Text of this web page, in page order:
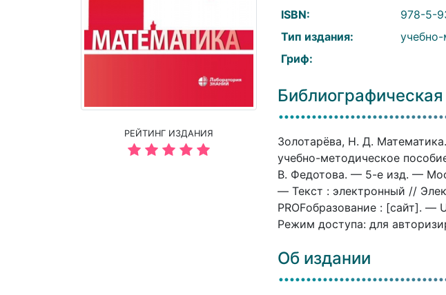
РЕЙТИНГ ИЗДАНИЯ
ISBN:
978-5-
Тип издания:
Гриф:
Золотарёва, Н. Д.
учебно-методическое
В. Федотова. — 5-е изд. —
— Текст : электронный //
PROFобразование : [сайт].
Режим доступа: для
Об издании